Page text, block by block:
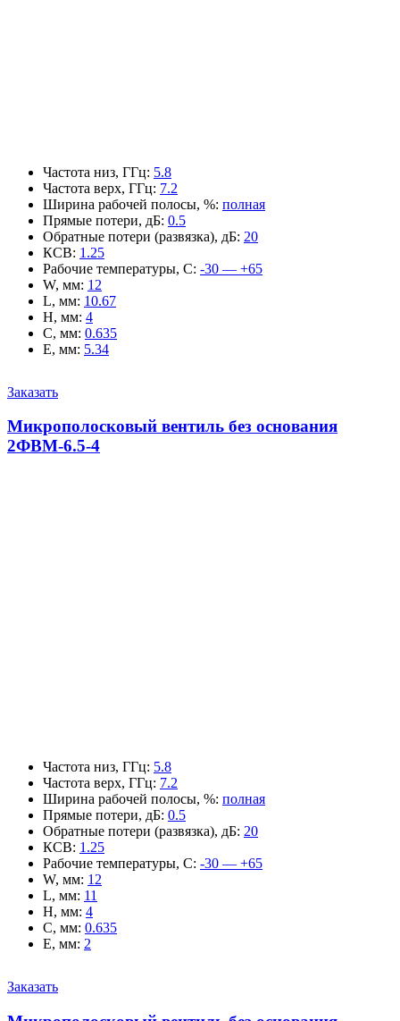
Частота низ, ГГц: 5.8
Частота верх, ГГц: 7.2
Ширина рабочей полосы, %: полная
Прямые потери, дБ: 0.5
Обратные потери (развязка), дБ: 20
КСВ: 1.25
Рабочие температуры, С: -30 — +65
W, мм: 12
L, мм: 10.67
H, мм: 4
C, мм: 0.635
E, мм: 5.34
Заказать
Микрополосковый вентиль без основания
2ФВМ-6.5-4
Частота низ, ГГц: 5.8
Частота верх, ГГц: 7.2
Ширина рабочей полосы, %: полная
Прямые потери, дБ: 0.5
Обратные потери (развязка), дБ: 20
КСВ: 1.25
Рабочие температуры, С: -30 — +65
W, мм: 12
L, мм: 11
H, мм: 4
C, мм: 0.635
E, мм: 2
Заказать